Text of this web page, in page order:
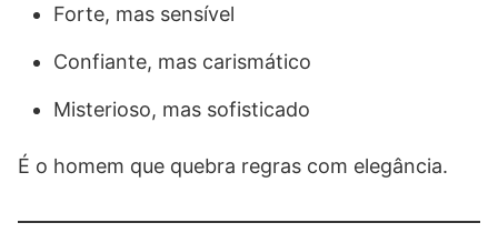
Forte, mas sensível
Confiante, mas carismático
Misterioso, mas sofisticado
É o homem que quebra regras com elegância.